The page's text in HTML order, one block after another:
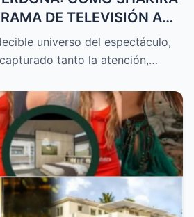
DE TELEVISIÓN A
EN UN GIRO DE
universo del espectáculo,
tanto la atención,…